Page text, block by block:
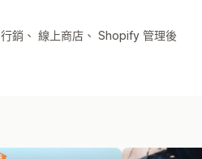
銷、 線上商店、 Shopify 管理後